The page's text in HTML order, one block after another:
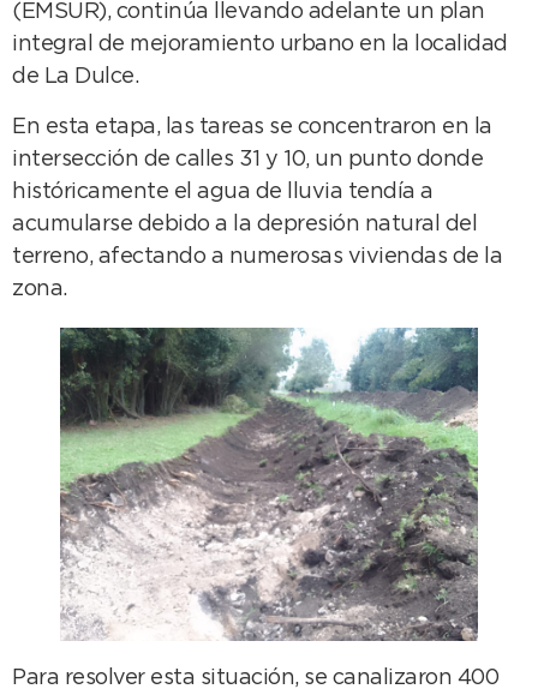
(EMSUR), continúa llevando adelante un plan
integral de mejoramiento urbano en la localidad
de La Dulce.
En esta etapa, las tareas se concentraron en la
intersección de calles 31 y 10, un punto donde
históricamente el agua de lluvia tendía a
acumularse debido a la depresión natural del
terreno, afectando a numerosas viviendas de la
zona.
Para resolver esta situación, se canalizaron 400